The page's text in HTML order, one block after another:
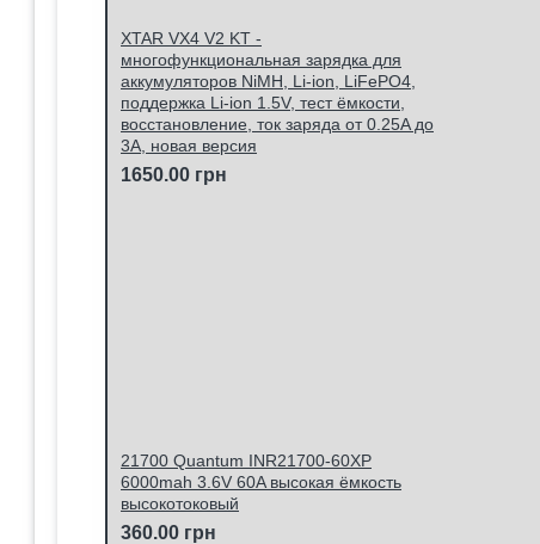
XTAR VX4 V2 KT -
многофункциональная зарядка для
аккумуляторов NiMH, Li-ion, LiFePO4,
поддержка Li-ion 1.5V, тест ёмкости,
восстановление, ток заряда от 0.25A до
3A, новая версия
1650.00 грн
21700 Quantum INR21700-60XP
6000mah 3.6V 60A высокая ёмкость
высокотоковый
360.00 грн